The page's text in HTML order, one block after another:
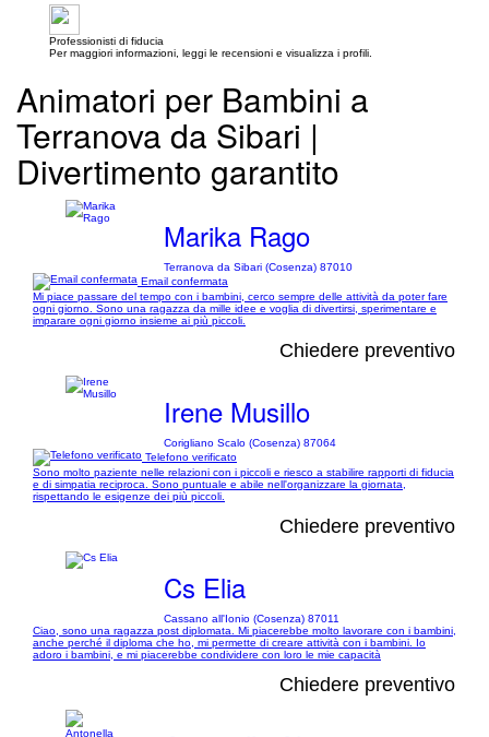
Professionisti di fiducia
Per maggiori informazioni, leggi le recensioni e visualizza i profili.
Animatori per Bambini a
Terranova da Sibari |
Divertimento garantito
Marika Rago
Terranova da Sibari (Cosenza) 87010
Email confermata
Mi piace passare del tempo con i bambini, cerco sempre delle attività da poter fare
ogni giorno. Sono una ragazza da mille idee e voglia di divertirsi, sperimentare e
imparare ogni giorno insieme ai più piccoli.
Chiedere preventivo
Irene Musillo
Corigliano Scalo (Cosenza) 87064
Telefono verificato
Sono molto paziente nelle relazioni con i piccoli e riesco a stabilire rapporti di fiducia
e di simpatia reciproca. Sono puntuale e abile nell'organizzare la giornata,
rispettando le esigenze dei più piccoli.
Chiedere preventivo
Cs Elia
Cassano all'Ionio (Cosenza) 87011
Ciao, sono una ragazza post diplomata. Mi piacerebbe molto lavorare con i bambini,
anche perché il diploma che ho, mi permette di creare attività con i bambini. Io
adoro i bambini, e mi piacerebbe condividere con loro le mie capacità
Chiedere preventivo